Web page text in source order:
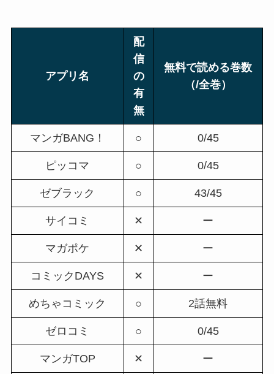
アプリ名
配
信
の
有
無
無料で読める巻数
（/全巻）
マンガBANG！ ○ 0/45
ピッコマ ○ 0/45
ゼブラック ○ 43/45
サイコミ ✕ ー
マガポケ ✕ ー
コミックDAYS ✕ ー
めちゃコミック ○ 2話無料
ゼロコミ ○ 0/45
マンガTOP ✕ ー